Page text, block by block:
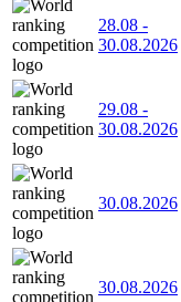
28.08 -
30.08.2026
29.08 -
30.08.2026
30.08.2026
30.08.2026